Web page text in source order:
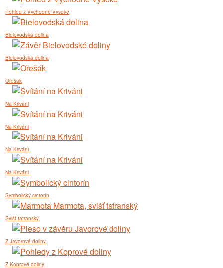
Pohled z Východné Vysoké
Bielovodská dolina
Bielovodská dolina
Ořešák
Na Kriváni
Na Kriváni
Na Kriváni
Na Kriváni
Symbolický cintorín
Svišť tatranský
Z Javorové doliny
Z Koprové doliny